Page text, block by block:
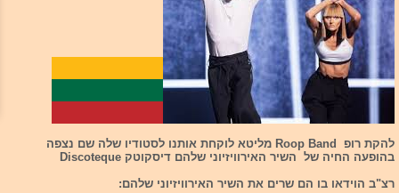
להקת רופ Roop Band מליטא לוקחת אותנו לסטודיו שלה שם נצפה
בהופעה החיה של השיר האירוויזיוני שלהם דיסקוטק Discoteque
רצ"ב הוידאו בו הם שרים את השיר האירוויזיוני שלהם: